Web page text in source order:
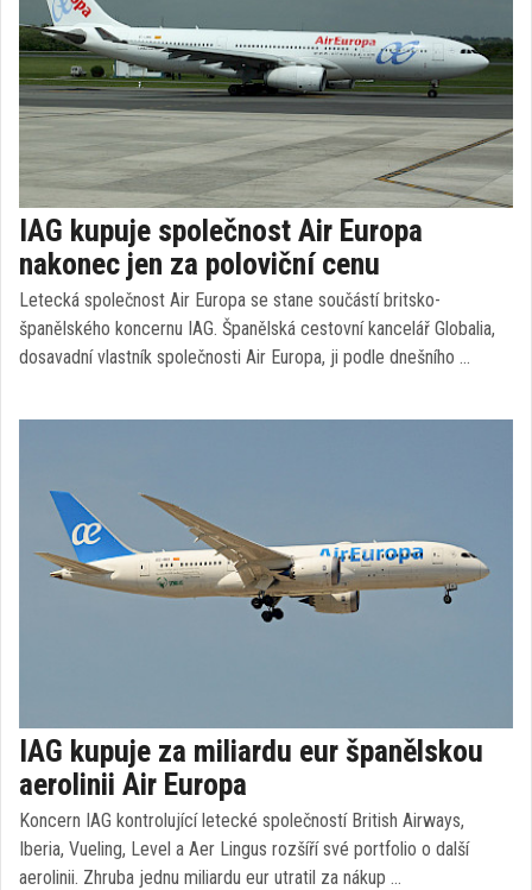
IAG kupuje společnost Air Europa
nakonec jen za poloviční cenu
Letecká společnost Air Europa se stane součástí britsko-
španělského koncernu IAG. Španělská cestovní kancelář Globalia,
dosavadní vlastník společnosti Air Europa, ji podle dnešního …
IAG kupuje za miliardu eur španělskou
aerolinii Air Europa
Koncern IAG kontrolující letecké společností British Airways,
Iberia, Vueling, Level a Aer Lingus rozšíří své portfolio o další
aerolinii. Zhruba jednu miliardu eur utratil za nákup …